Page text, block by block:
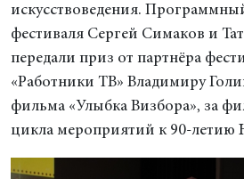
искусствоведения.
фестиваля Сергей Симаков и
передали приз от партнёра
«Работники ТВ» Владимиру
фильма «Улыбка Визбора», за
цикла мероприятий к 90-